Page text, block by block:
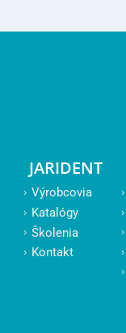
JARIDENT
Výrobcovia
Katalógy
Školenia
Kontakt